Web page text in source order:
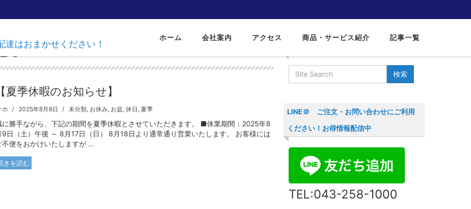
はおまかせください！
ホーム 会社案内 アクセス 商品・サービス紹介 記事一覧
】
【夏季休暇のお知らせ】
ホ 2025年8月8日 未分類, お休み, お盆,休日 , 夏季
に勝手ながら、下記の期間を夏季休暇とさせていただきます。 ■休業期間：2025年8
9日（土）午後 ～ 8月17日（日） 8月18日より通常通り営業いたします。 お客様には
不便をおかけいたしますが ...
きを読む
LINE＠ ご注文・お問い合わせにご利用
ください！お得情報配信中
TEL:043-258-1000